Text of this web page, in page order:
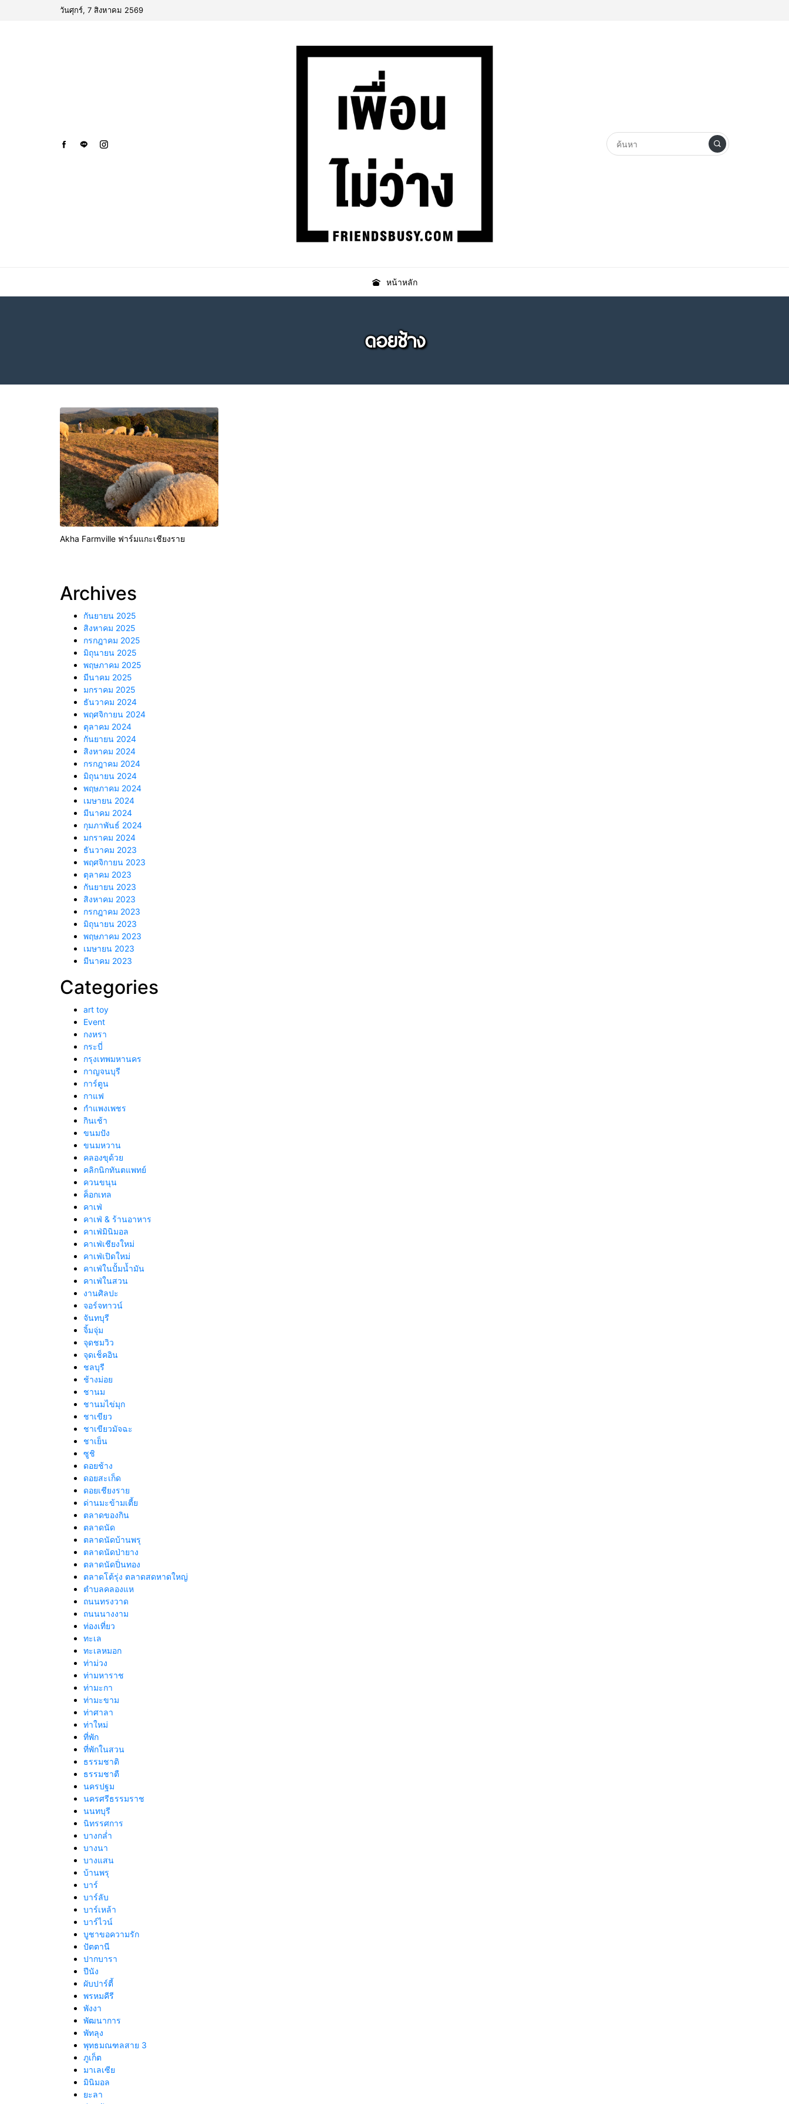
วันศุกร์, 7 สิงหาคม 2569
หน้าหลัก
ดอยช้าง
Akha Farmville ฟาร์มแกะเชียงราย
Archives
กันยายน 2025
สิงหาคม 2025
กรกฎาคม 2025
มิถุนายน 2025
พฤษภาคม 2025
มีนาคม 2025
มกราคม 2025
ธันวาคม 2024
พฤศจิกายน 2024
ตุลาคม 2024
กันยายน 2024
สิงหาคม 2024
กรกฎาคม 2024
มิถุนายน 2024
พฤษภาคม 2024
เมษายน 2024
มีนาคม 2024
กุมภาพันธ์ 2024
มกราคม 2024
ธันวาคม 2023
พฤศจิกายน 2023
ตุลาคม 2023
กันยายน 2023
สิงหาคม 2023
กรกฎาคม 2023
มิถุนายน 2023
พฤษภาคม 2023
เมษายน 2023
มีนาคม 2023
Categories
art toy
Event
กงหรา
กระบี่
กรุงเทพมหานคร
กาญจนบุรี
การ์ตูน
กาแฟ
กำแพงเพชร
กินเช้า
ขนมปัง
ขนมหวาน
คลองขุด้วย
คลิกนิกทันตแพทย์
ควนขนุน
ค็อกเทล
คาเฟ่
คาเฟ่ & ร้านอาหาร
คาเฟ่มินิมอล
คาเฟ่เชียงใหม่
คาเฟ่เปิดใหม่
คาเฟ่ในปั้มน้ำมัน
คาเฟ่ในสวน
งานศิลปะ
จอร์จทาวน์
จันทบุรี
จิ้มจุ่ม
จุดชมวิว
จุดเช็คอิน
ชลบุรี
ช้างม่อย
ชานม
ชานมไข่มุก
ชาเขียว
ชาเขียวมัจฉะ
ชาเย็น
ซูชิ
ดอยช้าง
ดอยสะเก็ด
ดอยเชียงราย
ด่านมะข้ามเตี้ย
ตลาดของกิน
ตลาดนัด
ตลาดนัดบ้านพรุ
ตลาดนัดป่ายาง
ตลาดนัดปิ่นทอง
ตลาดโต้รุ่ง ตลาดสดหาดใหญ่
ตำบลคลองแห
ถนนทรงวาด
ถนนนางงาม
ท่องเที่ยว
ทะเล
ทะเลหมอก
ท่าม่วง
ท่ามหาราช
ท่ามะกา
ท่ามะขาม
ท่าศาลา
ท่าใหม่
ที่พัก
ที่พักในสวน
ธรรมชาติ
ธรรมชาตื
นครปฐม
นครศรีธรรมราช
นนทบุรี
นิทรรศการ
บางกล่ำ
บางนา
บางแสน
บ้านพรุ
บาร์
บาร์ลับ
บาร์เหล้า
บาร์ไวน์
บูชาขอความรัก
ปัตตานี
ปากบารา
ปีนัง
ผับปาร์ตี้
พรหมคีรี
พังงา
พัฒนาการ
พัทลุง
พุทธมณฑลสาย 3
ภูเก็ต
มาเลเซีย
มินิมอล
ยะลา